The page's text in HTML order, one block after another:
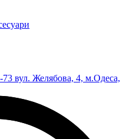
73 вул. Желябова, 4, м.Одеса,